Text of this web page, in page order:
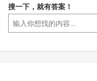
搜一下，就有答案！